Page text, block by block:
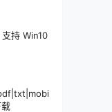
持 Win10